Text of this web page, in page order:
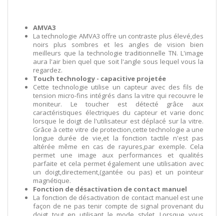
AMVA3
La technologie AMVA3 offre un contraste plus élevé,des
noirs plus sombres et les angles de vision bien
meilleurs que la technologie traditionnelle TN. L'image
aura l'air bien quel que soit l'angle sous lequel vous la
regardez.
Touch technology - capacitive projetée
Cette technologie utilise un capteur avec des fils de
tension micro-fins intégrés dans la vitre qui recouvre le
moniteur. Le toucher est détecté grâce aux
caractéristiques électriques du capteur et varie donc
lorsque le doigt de l'utilisateur est déplacé sur la vitre.
Grâce à cette vitre de protection,cette technologie a une
longue durée de vie,et la fonction tactile n'est pas
altérée même en cas de rayures,par exemple. Cela
permet une image aux performances et qualités
parfaite et cela permet également une utilisation avec
un doigt,directement,(gantée ou pas) et un pointeur
magnétique.
Fonction de désactivation de contact manuel
La fonction de désactivation de contact manuel est une
façon de ne pas tenir compte de signal provenant du